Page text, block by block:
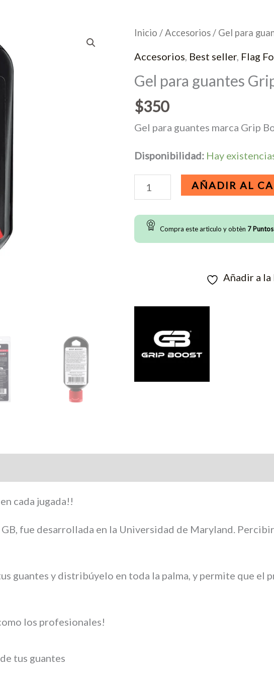
Inicio /Accesorios / Gel para
Accesorios Best seller, Flag
Gel para guantes
$350
Gel para guantes marca Grip
Disponibilidad: Hay
Gel
para
guantes
Grip
AÑADIR AL
Compra este artìculo y obtèn 7Puntos
Añadir a
cada jugada!!
fue desarrollada en la Universidad de Maryland.
guantes y distribúyelo en toda la palma, y permite que el
los profesionales!
tus guantes